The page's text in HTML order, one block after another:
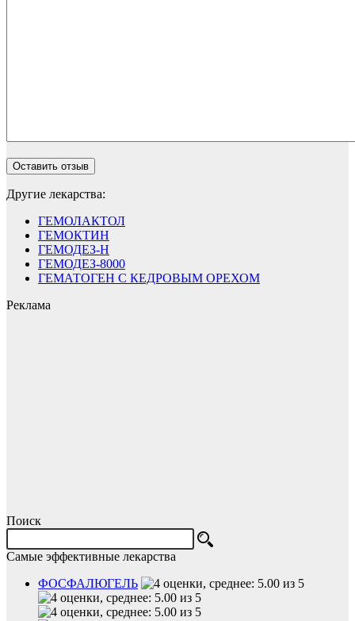
Другие лекарства:
ГЕМОЛАКТОЛ
ГЕМОКТИН
ГЕМОДЕЗ-Н
ГЕМОДЕЗ-8000
ГЕМАТОГЕН С КЕДРОВЫМ ОРЕХОМ
Реклама
Поиск
Самые эффективные лекарства
ФОСФАЛЮГЕЛЬ